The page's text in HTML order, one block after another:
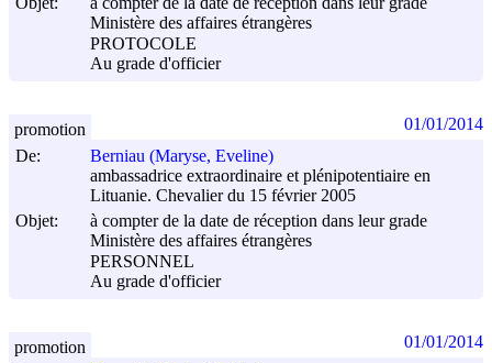
Ministère des affaires étrangères
PROTOCOLE
Au grade d'officier
De:
Berniau (Maryse, Eveline)
ambassadrice extraordinaire et plénipotentiaire en
Lituanie. Chevalier du 15 février 2005
Objet:
à compter de la date de réception dans leur grade
Ministère des affaires étrangères
PERSONNEL
Au grade d'officier
promotion 01/01/2014
promotion 01/01/2014